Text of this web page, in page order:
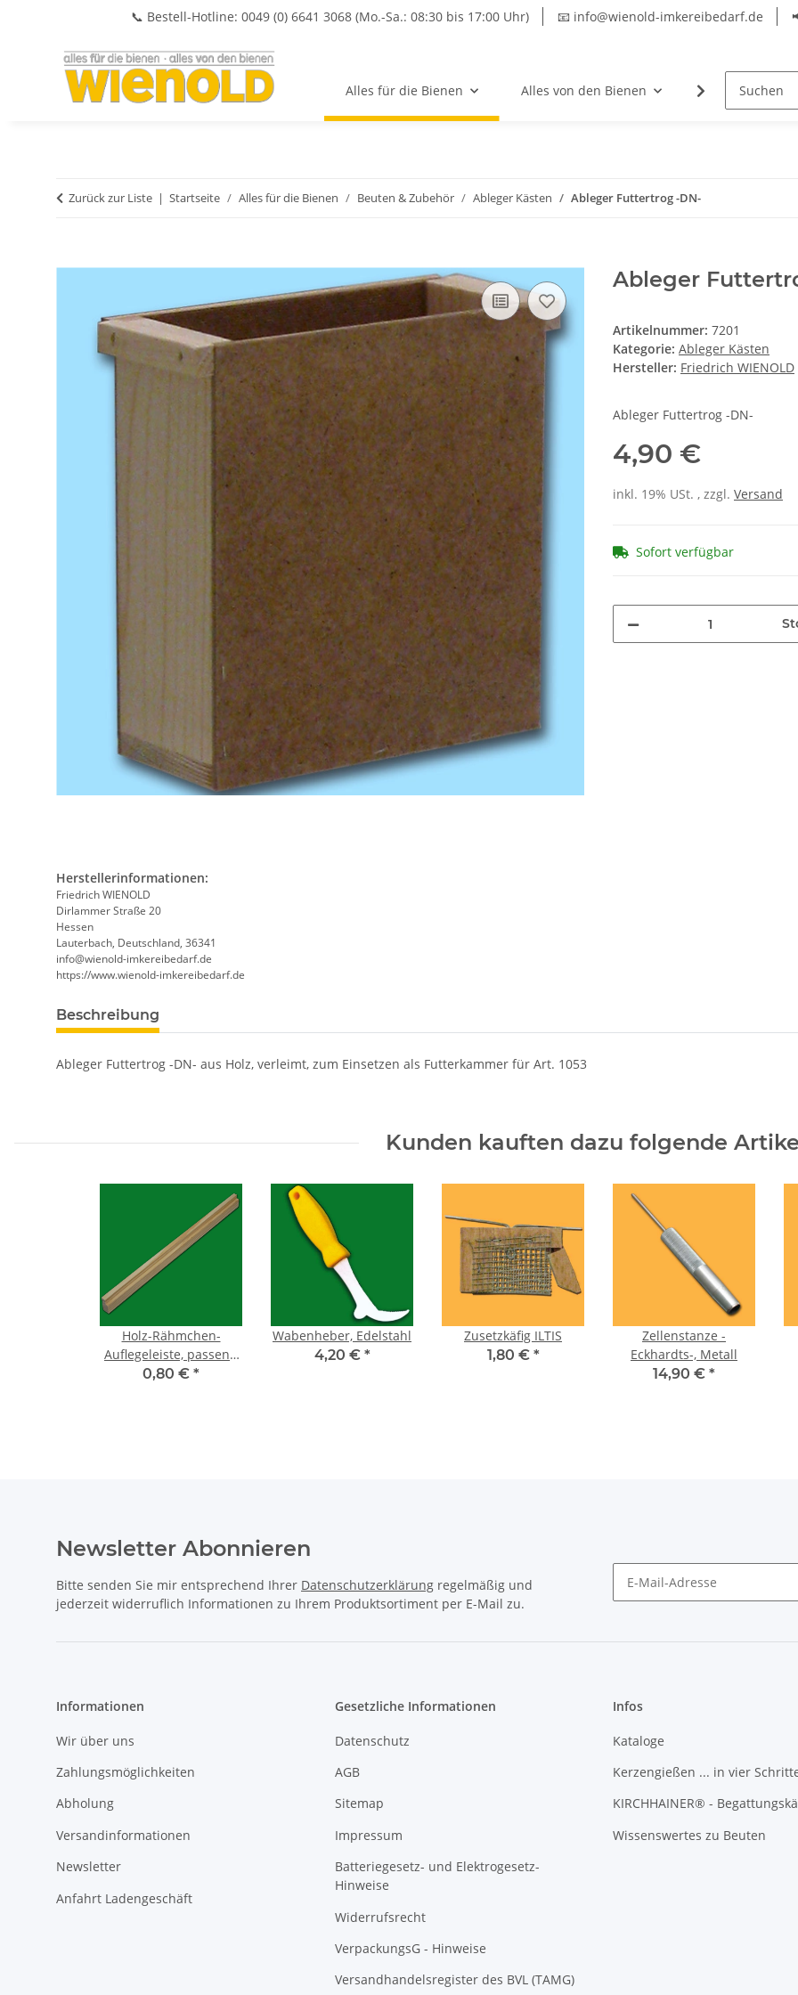
📞 Bestell-Hotline: 0049 (0) 6641 3068 (Mo.-Sa.: 08:30 bis 17:00 Uhr) 📧 info@wienold-imkereibedarf.de
Alles für die Bienen Alles von den Bienen Hersteller
Zurück zur Liste Startseite Alles für die Bienen Beuten & Zubehör Ableger Kästen Ableger Futtertrog -DN-
Ableger
Artikelnummer: 7201
Kategorie: Ableger Kästen
Hersteller: Friedrich WIENOLD
Ableger Futtertrog -DN-
4,90 €
inkl. 19% USt. , zzgl. Versand
Sofort verfügbar
Herstellerinformationen:
Friedrich WIENOLD
Dirlammer Straße 20
Hessen
Lauterbach, Deutschland, 36341
info@wienold-imkereibedarf.de
https://www.wienold-imkereibedarf.de
Beschreibung
Ableger Futtertrog -DN- aus Holz, verleimt, zum Einsetzen als Futterkammer für Art. 1053
Kunden kauften dazu folgende
Holz-Rähmchen-
Auflegeleiste, passend
für LCB-DN -
0,80 € *
Wabenheber, Edelstahl
4,20 € *
Zusetzkäfig ILTIS
1,80 € *
Zellenstanze -
Eckhardts-, Metall
14,90 € *
Newsletter Abonnieren
Bitte senden Sie mir entsprechend Ihrer Datenschutzerklärung regelmäßig und
jederzeit widerruflich Informationen zu Ihrem Produktsortiment per E-Mail zu.
Informationen
Wir über uns
Zahlungsmöglichkeiten
Abholung
Versandinformationen
Newsletter
Anfahrt Ladengeschäft
Gesetzliche Informationen
Datenschutz
AGB
Sitemap
Impressum
Batteriegesetz- und Elektrogesetz-
Hinweise
Widerrufsrecht
VerpackungsG - Hinweise
Versandhandelsregister des BVL (TAMG)
Infos
Kataloge
Kerzengießen ... in vier
KIRCHHAINER® -
Wissenswertes zu Beuten